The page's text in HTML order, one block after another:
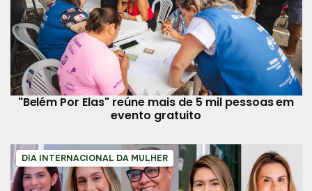
"Belém Por Elas" reúne mais de 5 mil pessoas em
evento gratuito
DIA INTERNACIONAL DA MULHER